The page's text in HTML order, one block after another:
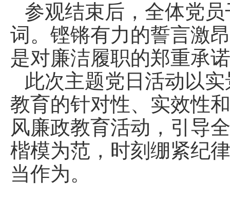
参观结束后，全体党
词。铿锵有力的誓言激
是对廉洁履职的郑重承
此次主题党日活动以
教育的针对性、实效性
风廉政教育活动，引导
楷模为范，时刻绷紧纪
当作为。